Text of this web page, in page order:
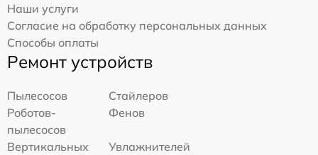
Наши услуги
Согласие на обработку персональных данных
Способы оплаты
Ремонт устройств
Пылесосов
Стайлеров
Роботов-
пылесосов
Фенов
Вертикальных
Увлажнителей